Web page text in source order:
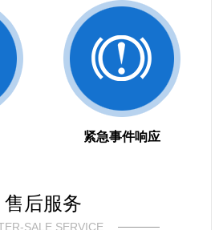
紧急事件响应
售后服务
SALE SERVICE